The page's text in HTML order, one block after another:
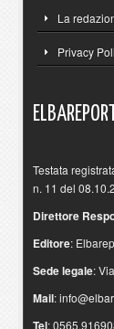
La
Privacy
Testata
n. 11 del
Direttore
Editore:
Sede legale:
Mail:
Tel: